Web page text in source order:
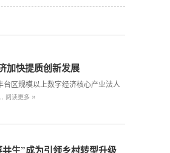
加快提质创新发展
区规模以上数字经济核心产业法人
阅读更多 »
生”成为引领乡村转型升级